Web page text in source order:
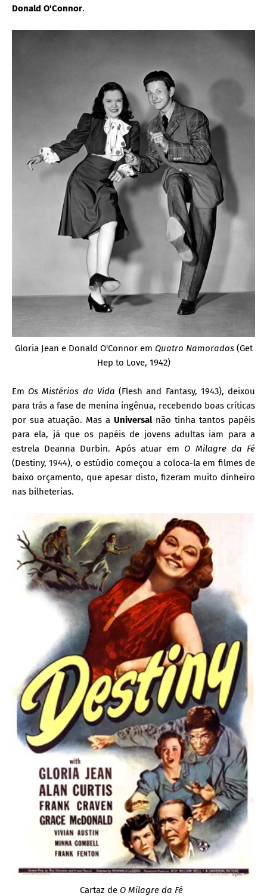
Donald O'Connor.
Gloria Jean e Donald O'Connor em Quatro Namorados(Get
Hep to Love, 1942)
Em Os Mistérios da Vida (Flesh and Fantasy, 1943), deixou
para trás a fase de menina ingênua, recebendo boas críticas
por sua atuação. Mas a Universalnão tinha tantos papéis
para ela, já que os papéis de jovens adultas iam para a
estrela Deanna Durbin. Após atuar em O Milagre da Fé
(Destiny, 1944), o estúdio começou a coloca-la em filmes de
baixo orçamento, que apesar disto, fizeram muito dinheiro
nas bilheterias.
Cartaz de O Milagre da Fé